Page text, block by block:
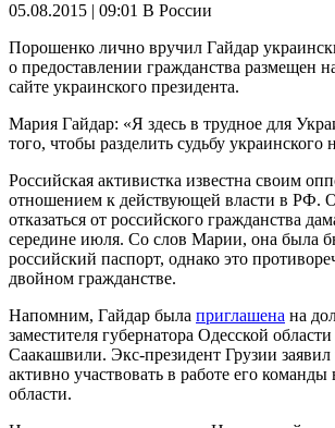
05.08.2015 | 09:01 В России
Порошенко лично вручил Гайдар
о предоставлении гражданства размещен
сайте украинского президента.
Мария Гайдар: «Я здесь в трудное для
того, чтобы разделить судьбу украинского
Российская активистка известна своим
отношением к действующей власти в РФ.
отказаться от российского гражданства
середине июля. Со слов Марии, она была
российский паспорт, однако это
двойном гражданстве.
Напомним, Гайдар была приглашена на
заместителя губернатора Одесской
Саакашвили. Экс-президент Грузии
активно участвовать в работе его команды
области.